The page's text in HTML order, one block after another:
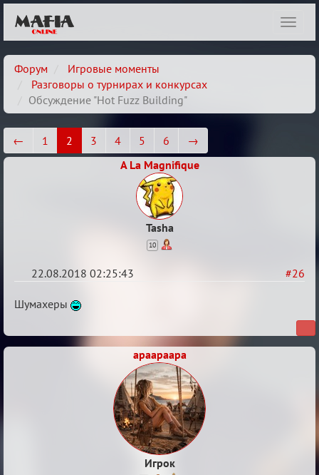
Форум
Игровые моменты
Разговоры о турнирах и конкурсах
Обсуждение "Hot Fuzz Building"
← 1 2 3 4 5 6
→
A La Magnifique
Tasha
10
#26
22.08.2018 02:25:43
Re:
"Hot
Шумахеры
apaapaapa
Игрок